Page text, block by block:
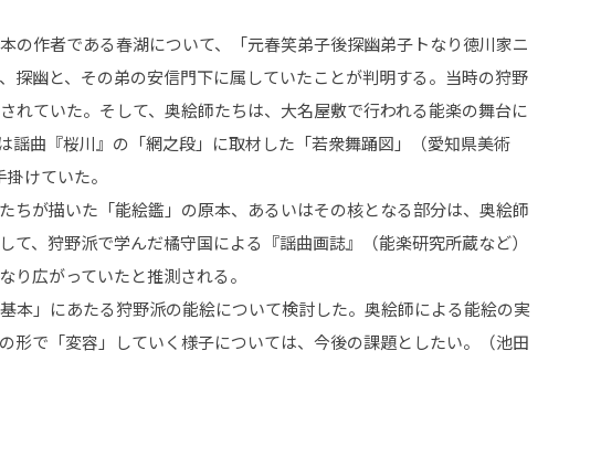
の作者である春湖について、「元春笑弟子後探幽弟子トなり徳川家ニ
幽と、その弟の安信門下に属していたことが判明する。当時の狩野
ていた。そして、奥絵師たちは、大名屋敷で行われる能楽の舞台に
謡曲『桜川』の「網之段」に取材した「若衆舞踊図」（愛知県美術
けていた。
が描いた「能絵鑑」の原本、あるいはその核となる部分は、奥絵師
、狩野派で学んだ橘守国による『謡曲画誌』（能楽研究所蔵など）
広がっていたと推測される。
」にあたる狩野派の能絵について検討した。奥絵師による能絵の実
で「変容」していく様子については、今後の課題としたい。（池田